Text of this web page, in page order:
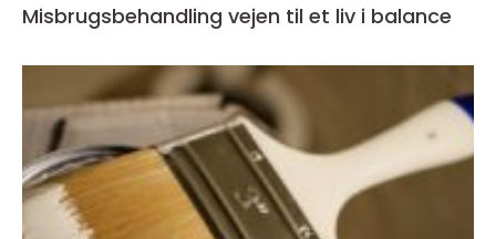
Misbrugsbehandling vejen til et liv i balance